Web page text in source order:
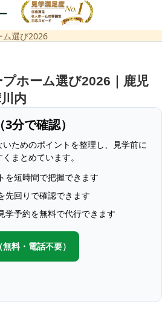
ム選び2026
ホーム選び2026｜鹿児
内
分で確認）
ためのポイントを整理し、見学前に
まとめています。
を短時間で把握できます
先回りで確認できます
学予約を無料で代行できます
料・電話不要）